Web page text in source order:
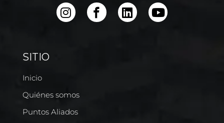
SITIO
Inicio
Quiénes somos
Puntos Aliados